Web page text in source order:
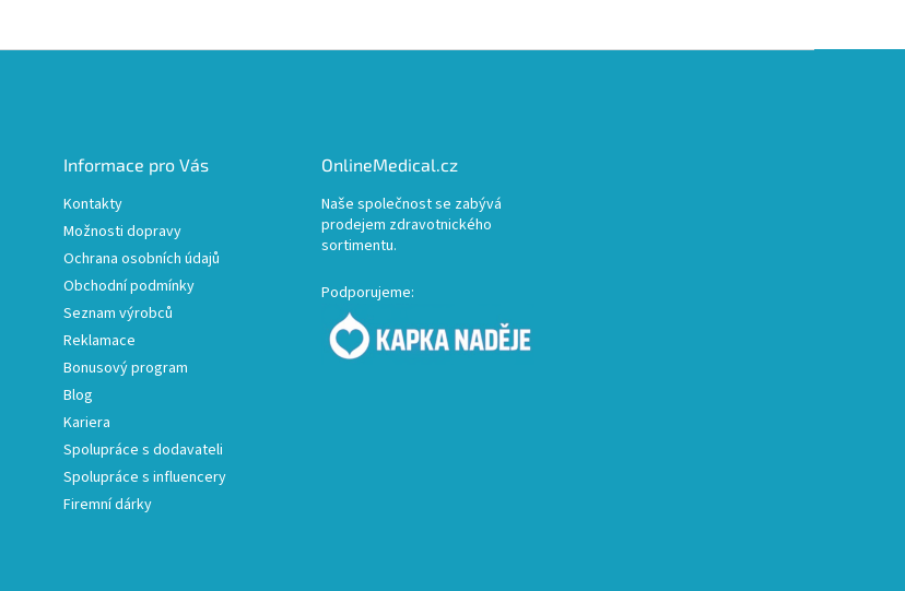
Informace pro Vás
Kontakty
Možnosti dopravy
Ochrana osobních údajů
Obchodní podmínky
Seznam výrobců
Reklamace
Bonusový program
Blog
Kariera
Spolupráce s dodavateli
Spolupráce s influencery
Firemní dárky
OnlineMedical.cz
Naše společnost se zabývá
prodejem zdravotnického
sortimentu.
Podporujeme: